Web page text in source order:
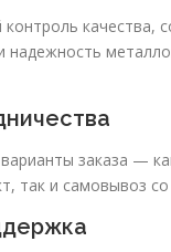
надежность
заказа —
так и самовывоз со